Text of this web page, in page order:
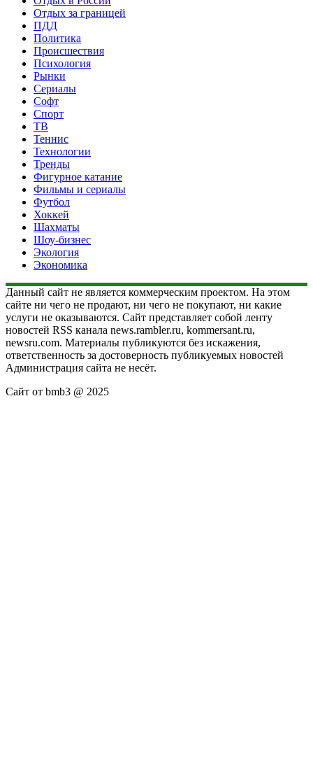
Отдых за границей
ПДД
Политика
Происшествия
Психология
Рынки
Сериалы
Софт
Спорт
ТВ
Теннис
Технологии
Тренды
Фигурное катание
Фильмы и сериалы
Футбол
Хоккей
Шахматы
Шоу-бизнес
Экология
Экономика
Данный сайт не является коммерческим проектом. На этом
сайте ни чего не продают, ни чего не покупают, ни какие
услуги не оказываются. Сайт представляет собой ленту
новостей RSS канала news.rambler.ru, kommersant.ru,
newsru.com. Материалы публикуются без искажения,
ответственность за достоверность публикуемых новостей
Администрация сайта не несёт.
Сайт от bmb3 @ 2025